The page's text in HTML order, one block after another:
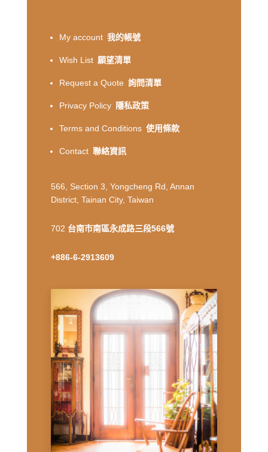
My account 我的帳號
Wish List 願望清單
Request a Quote 詢問清單
Privacy Policy 隱私政策
Terms and Conditions 使用條款
Contact 聯絡資訊
566, Section 3, Yongcheng Rd, Annan
District, Tainan City, Taiwan
702 台南市南區永成路三段566號
+886-6-2913609